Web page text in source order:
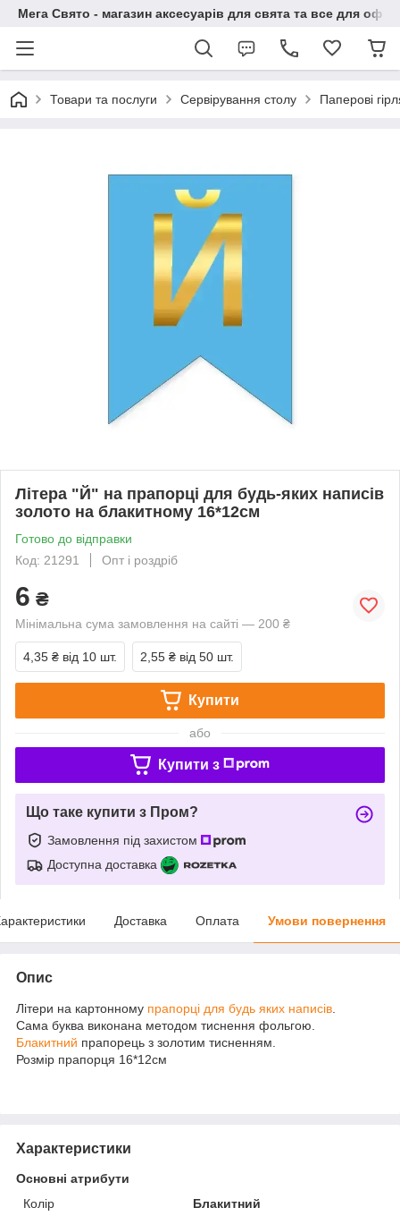
Мега Свято - магазин аксесуарів для свята та все для
Товари та послуги Сервірування столу Паперові
Літера "Й" на прапорці для будь-яких написів
золото на блакитному 16*12см
Готово до відправки
Код: 21291
Опт і роздріб
6 ₴
Мінімальна сума замовлення на сайті — 200 ₴
4,35 ₴ від 10 шт. 2,55 ₴ від 50 шт.
Купити
або
Купити з
Що таке купити з Пром?
Замовлення під захистом
Доступна доставка
Доставка Оплата Умови повернення
Опис
Літери на картонному прапорці для будь яких написів
Сама буква виконана методом тиснення фольгою.
Блакитний прапорець з золотим тисненням.
Розмір прапорця 16*12см
Характеристики
Основні атрибути
Колір
Блакитний